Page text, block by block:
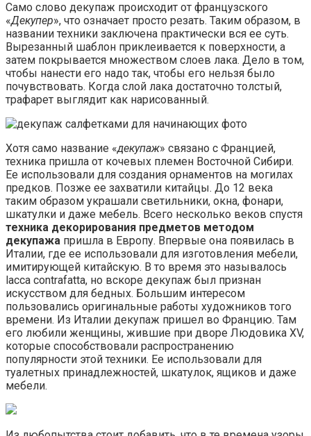
Само слово декупаж происходит от французского
«Декупер», что означает просто резать. Таким образом, в
названии техники заключена практически вся ее суть.
Вырезанный шаблон приклеивается к поверхности, а
затем покрывается множеством слоев лака. Дело в том,
чтобы нанести его надо так, чтобы его нельзя было
почувствовать. Когда слой лака достаточно толстый,
трафарет выглядит как нарисованный.
Хотя само название «декупаж» связано с Францией,
техника пришла от кочевых племен Восточной Сибири.
Ее использовали для создания орнаментов на могилах
предков. Позже ее захватили китайцы. До 12 века
таким образом украшали светильники, окна, фонари,
шкатулки и даже мебель. Всего несколько веков спустя
техника декорирования предметов методом
декупажа пришла в Европу. Впервые она появилась в
Италии, где ее использовали для изготовления мебели,
имитирующей китайскую. В то время это называлось
lacca contrafatta, но вскоре декупаж был признан
искусством для бедных. Большим интересом
пользовались оригинальные работы художников того
времени. Из Италии декупаж пришел во Францию. Там
его любили женщины, жившие при дворе Людовика XV,
которые способствовали распространению
популярности этой техники. Ее использовали для
туалетных принадлежностей, шкатулок, ящиков и даже
мебели.